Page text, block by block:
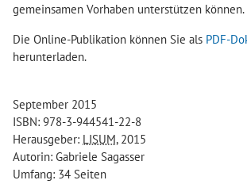
gemeinsamen Vorhaben unterstützen können.
Die Online-Publikation können Sie als PDF-
herunterladen.
September 2015
ISBN: 978-3-944541-22-8
Herausgeber: LISUM, 2015
Autorin: Gabriele Sagasser
Umfang: 34 Seiten